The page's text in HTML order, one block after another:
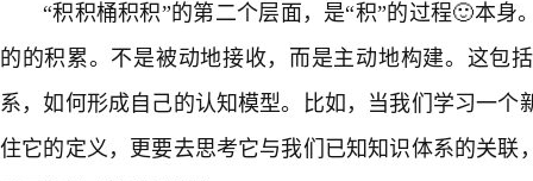
“积积桶积积”的第二个层面，是“积”的过程🙂本身
的的积累。不是被动地接收，而是主动地构建。这包
系，如何形成自己的认知模型。比如，当我们学习一个
住它的定义，更要去思考它与我们已知知识体系的关联